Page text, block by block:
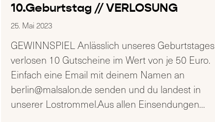
10.Geburtstag // VERLOSUNG
25. Mai 2023
GEWINNSPIEL Anlässlich unseres Geburtstages
verlosen 10 Gutscheine im Wert von je 50 Euro.
Einfach eine Email mit deinem Namen an
berlin@malsalon.de senden und du landest in
unserer Lostrommel.Aus allen Einsendungen…